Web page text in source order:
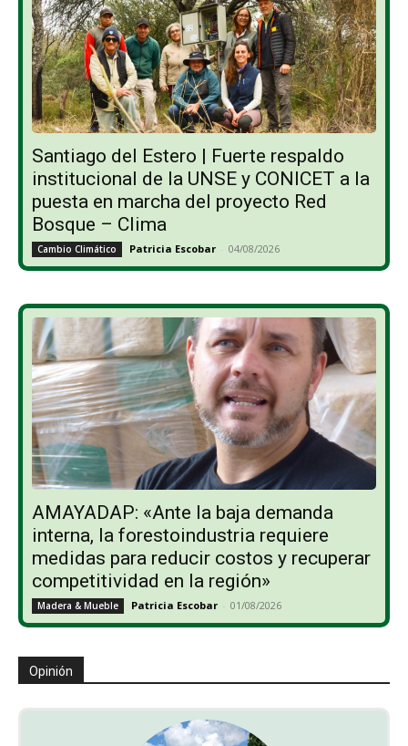
Santiago del Estero | Fuerte respaldo
institucional de la UNSE y CONICET a la
puesta en marcha del proyecto Red
Bosque – Clima
Cambio Climático Patricia Escobar - 04/08/2026
AMAYADAP: «Ante la baja demanda
interna, la forestoindustria requiere
medidas para reducir costos y recuperar
competitividad en la región»
Madera & Mueble Patricia Escobar - 01/08/2026
Opinión